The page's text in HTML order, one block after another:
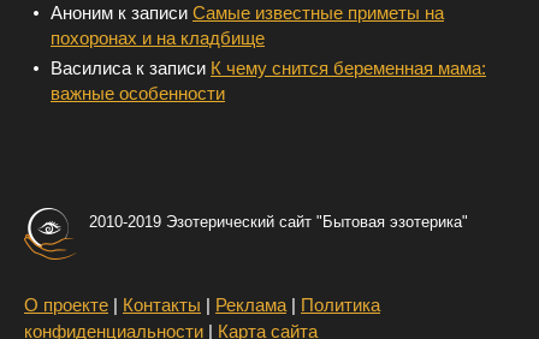
Аноним к записи Самые известные приметы на
похоронах и на кладбище
Василиса к записи К чему снится беременная мама:
важные особенности
2010-2019 Эзотерический сайт "Бытовая эзотерика"
О проекте | Контакты | Реклама | Политика
конфиденциальности | Карта сайта